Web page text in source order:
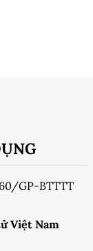
GP-BTTTT
Việt Nam